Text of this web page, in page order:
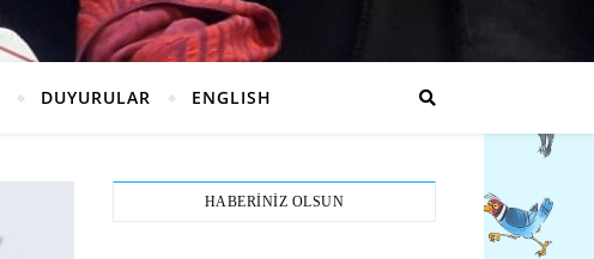
DUYURULAR ENGLISH
HABERİNİZ OLSUN